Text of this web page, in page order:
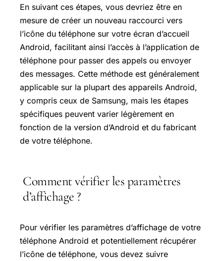
En suivant ces étapes, vous devriez être en
mesure de créer un nouveau raccourci vers
l’icône du téléphone sur votre écran d’accueil
Android, facilitant ainsi l’accès à l’application de
téléphone pour passer des appels ou envoyer
des messages. Cette méthode est généralement
applicable sur la plupart des appareils Android,
y compris ceux de Samsung, mais les étapes
spécifiques peuvent varier légèrement en
fonction de la version d’Android et du fabricant
de votre téléphone.
Comment vérifier les paramètres
d’affichage ?
Pour vérifier les paramètres d’affichage de votre
téléphone Android et potentiellement récupérer
l’icône de téléphone, vous devez suivre